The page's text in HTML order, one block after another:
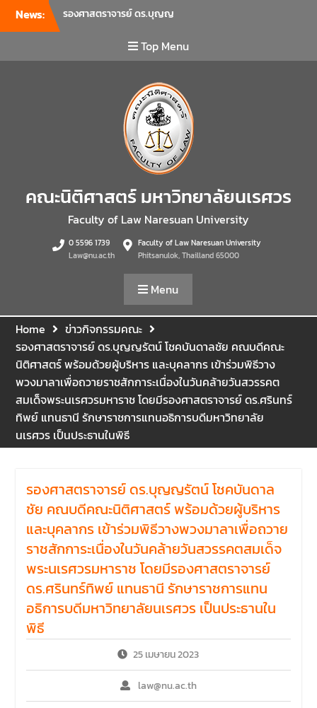
News:
เป็นการเตรียมพร้อมก่อนเปิด
ภาคเรียนต้น ปีการศึกษา 2569
เข้าร่วมแจ้งนโยบายแนวทาง
คณะ รวมทั้งการเตรียมความ
พร้อมการจัดการเรียนการสอน
รายวิชาวิจัยทางกฎหมาย และ
รายวิชาตรรกศาสตร์และการ
เขียนในทางนิติศาสตร์ ณ ห้อง
ประชุมชั้น 3 อาคารคณะ
นิติศาสตร์ มหาวิทยาลัยนเรศวร
คณะนิติศาสตร์ มหาวิทยาลัย
ความพร้อมเพื่อรับมือภัยพิบัติ
และปฐมพยาบาลเบื้องต้น
ประจำปี 2569 ณ ห้อง 2-311
อาคารปราบไตรจักร 2
มหาวิทยาลัยนเรศวร โดย
กิจกรรมดังกล่าวจัดขึ้นสำหรับ
บุคลากรที่ปฏิบัติงาน ณ กลุ่ม
อาคารอุตสาหกรรมบริการ เพื่อ
ร่วมกันสร้างพื้นที่การทำงานที่
ปลอดภัย ซึ่งครอบคลุมหน่วย
งานภายในกลุ่มอาคารทั้ง 3
คณะ และ 1 กอง
คณะนิติศาสตร์ มหาวิทยาลัย
นเรศวร จัดโครงการปฐมนิเทศ
และพบผู้ปกครอง ประจำปีการ
ญรัตน์ โชคบันดาลชัย คณบดี
คณะนิติศาสตร์ ให้เกียรติเป็น
ประธานในพิธีเปิด พร้อมกล่าว
ต้อนรับและให้โอวาทแก่นิสิตใหม่
มีวัตถุประสงค์เพื่อให้ผู้ปกครอง
และนิสิตได้ทราบถึงนโยบาย
ด้านการเรียนการสอนของคณะ
นิติศาสตร์
Top Menu
คณะนิติศาสตร์ มหาวิทยาลัยนเรศวร
Faculty of Law Naresuan University
0 5596 1739
Law@nu.ac.th
Faculty of Law Naresuan University
Phitsanulok, Thailland 65000
Menu
Home
ข่าวกิจกรรมคณะ
รองศาสตราจารย์ ดร.บุญญรัตน์ โชคบันดาลชัย คณบดีคณะ
นิติศาสตร์ พร้อมด้วยผู้บริหาร และบุคลากร เข้าร่วมพิธีวาง
พวงมาลาเพื่อถวายราชสักการะเนื่องในวันคล้ายวันสวรรคต
สมเด็จพระนเรศวรมหาราช โดยมีรองศาสตราจารย์ ดร.ศรินทร์
ทิพย์ แทนธานี รักษาราชการแทนอธิการบดีมหาวิทยาลัย
นเรศวร เป็นประธานในพิธี
รองศาสตราจารย์ ดร.บุญญรัตน์ โชคบันดาล
ชัย คณบดีคณะนิติศาสตร์ พร้อมด้วยผู้บริหาร
และบุคลากร เข้าร่วมพิธีวางพวงมาลาเพื่อถวาย
ราชสักการะเนื่องในวันคล้ายวันสวรรคตสมเด็จ
พระนเรศวรมหาราช โดยมีรองศาสตราจารย์
ดร.ศรินทร์ทิพย์ แทนธานี รักษาราชการแทน
อธิการบดีมหาวิทยาลัยนเรศวร เป็นประธานใน
พิธี
25 เมษายน 2023
law@nu.ac.th